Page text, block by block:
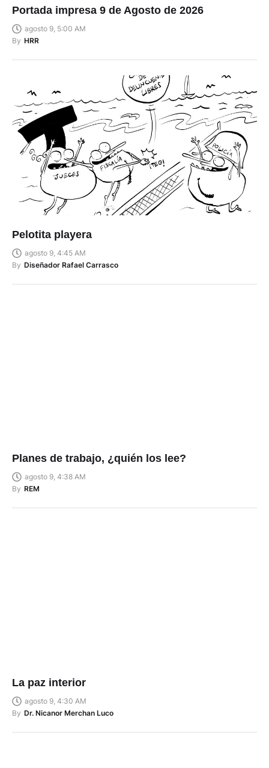
Portada impresa 9 de Agosto de 2026
agosto 9, 5:00 AM
By HRR
Pelotita playera
agosto 9, 4:45 AM
By Diseñador Rafael Carrasco
Planes de trabajo, ¿quién los lee?
agosto 9, 4:38 AM
By REM
La paz interior
agosto 9, 4:30 AM
By Dr. Nicanor Merchan Luco